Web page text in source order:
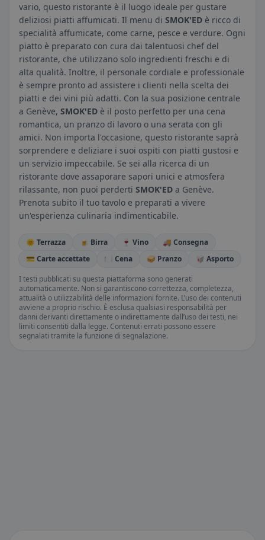
vario, questo ristorante è il luogo ideale per gustare
deliziosi piatti affumicati. Il menu di SMOK'ED è ricco di
specialità affumicate, come carne, pesce e verdure. Ogni
piatto è preparato con cura dai talentuosi chef del
ristorante, che utilizzano solo ingredienti freschi e di
alta qualità. Inoltre, il personale cordiale e professionale
è sempre pronto ad assistere i clienti nella scelta dei
piatti e dei vini più adatti. Con la sua posizione centrale
a Genève, SMOK'ED è il posto perfetto per una cena
romantica, un pranzo di lavoro o una serata con gli
amici. Non importa l'occasione, questo ristorante saprà
sorprendere e deliziare i suoi ospiti con piatti gustosi e
un servizio impeccabile. Se sei alla ricerca di un
ristorante dove assaporare sapori unici e atmosfera
rilassante, non puoi perderti SMOK'ED a Genève.
Prenota subito il tuo tavolo e preparati a vivere
un'esperienza culinaria indimenticabile.
🌞 Terrazza 🍺 Birra 🍷 Vino
🚚 Consegna
💳 Carte accettate
🍽️ Cena 🥪 Pranzo
🥡 Asporto
I testi pubblicati su questa piattaforma sono generati
automaticamente. Non si garantiscono correttezza, completezza,
attualità o utilizzabilità delle informazioni fornite. L’uso dei contenuti
avviene a proprio rischio. È esclusa qualsiasi responsabilità per
danni derivanti direttamente o indirettamente dall’uso dei testi, nei
limiti consentiti dalla legge. Contenuti errati possono essere
segnalati tramite la funzione di segnalazione.